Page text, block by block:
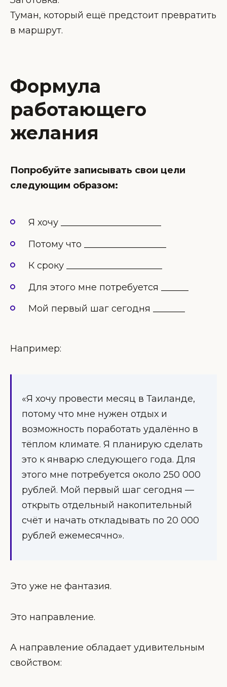
Туман, который ещё предстоит превратить
в маршрут.
Формула
работающего
желания
Попробуйте записывать свои цели
следующим образом:
Я хочу ______________________
Потому что __________________
К сроку _____________________
Для этого мне потребуется ______
Мой первый шаг сегодня _______
Например:
«Я хочу провести месяц в Таиланде,
потому что мне нужен отдых и
возможность поработать удалённо в
тёплом климате. Я планирую сделать
это к январю следующего года. Для
этого мне потребуется около 250 000
рублей. Мой первый шаг сегодня —
открыть отдельный накопительный
счёт и начать откладывать по 20 000
рублей ежемесячно».
Это уже не фантазия.
Это направление.
А направление обладает удивительным
свойством: